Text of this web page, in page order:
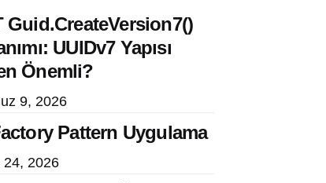
Guid.CreateVersion7()
UUIDv7 Yapısı
Önemli?
9, 2026
Pattern Uygulama
24, 2026